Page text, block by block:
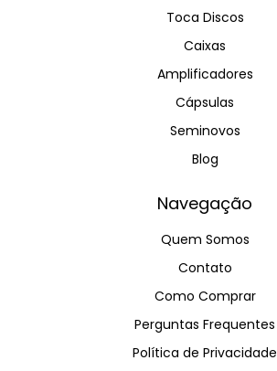
Toca Discos
Caixas
Amplificadores
Cápsulas
Seminovos
Blog
Navegação
Quem Somos
Contato
Como Comprar
Perguntas Frequentes
Política de Privacidade